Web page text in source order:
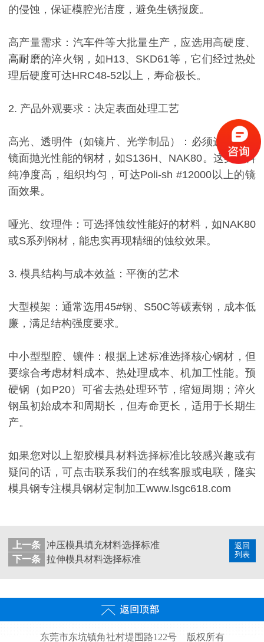
的侵蚀，保证模腔光洁度，避免生锈报废。
高产量需求：汽车件等大批量生产，应选用高硬度、
高耐磨的淬火钢，如H13、SKD61等，它们经过热处
理后硬度可达HRC48-52以上，寿命极长。
2. 产品外观要求：决定表面处理工艺
高光、透明件（如镜片、光学制品）：必须选用极佳
镜面抛光性能的钢材，如S136H、NAK80。这类材料
纯净度高，组织均匀，可达Poli-sh #12000以上的镜
面效果。
哑光、纹理件：可选择蚀纹性能好的材料，如NAK80
或S系列钢材，能忠实再现精细的蚀纹效果。
3. 模具结构与成本效益：平衡的艺术
大型模架：通常选用45#钢、S50C等碳素钢，成本低
廉，满足结构强度要求。
中小型型腔、镶件：根据上述标准选择核心钢材，但
要综合考虑材料成本、热处理成本、机加工性能。预
硬钢（如P20）可省去热处理环节，缩短周期；淬火
钢虽初始成本和周期长，但寿命更长，适用于长期生
产。
如果您对以上塑胶模具材料选择标准比较感兴趣或有
疑问的话，可点击联系我们的在线客服或电联，隆实
模具钢专注模具钢材定制加工www.lsgc618.com
返回
列表
上一条 冲压模具填充材料选择标准
下一条 拉伸模具材料选择标准
东莞市东坑镇角社村堤围路122号 版权所有